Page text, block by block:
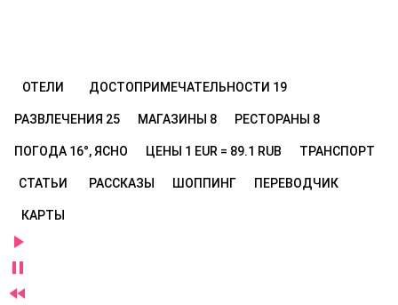
ОТЕЛИ ДОСТОПРИМЕЧАТЕЛЬНОСТИ 19
РАЗВЛЕЧЕНИЯ 25 МАГАЗИНЫ 8 РЕСТОРАНЫ 8
ПОГОДА 16°, ЯСНО ЦЕНЫ 1 EUR = 89.1 RUB ТРАНСПОРТ
СТАТЬИ РАССКАЗЫ ШОППИНГ ПЕРЕВОДЧИК
КАРТЫ


